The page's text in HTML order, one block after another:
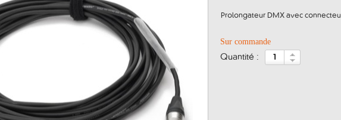
Prolongateur DMX avec
Sur commande
quantité :